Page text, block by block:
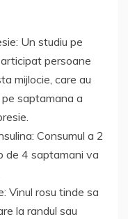
Un studiu pe
persoane
mijlocie, care au
saptamana a
Consumul a 2
de 4 saptamani va
Vinul rosu tinde sa
la randul sau